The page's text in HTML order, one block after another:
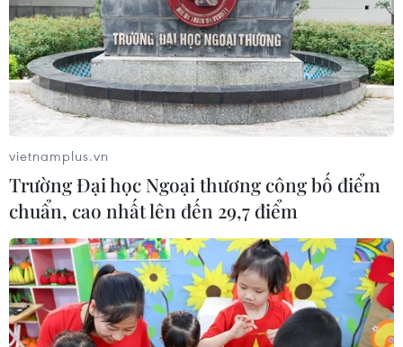
vietnamplus.vn
Trường Đại học Ngoại thương công bố điểm
chuẩn, cao nhất lên đến 29,7 điểm